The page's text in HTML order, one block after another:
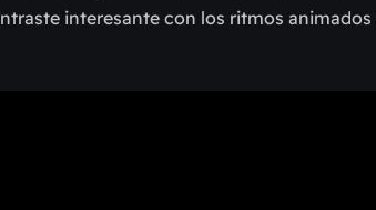
interesante con los ritmos